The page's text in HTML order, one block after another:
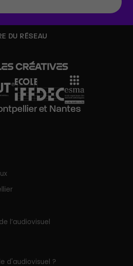
DU RÉSEAU
et Nantes
l’audiovisuel
d'audiovisuel ?